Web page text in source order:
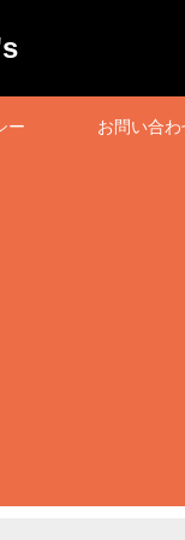
ー お問い合わ